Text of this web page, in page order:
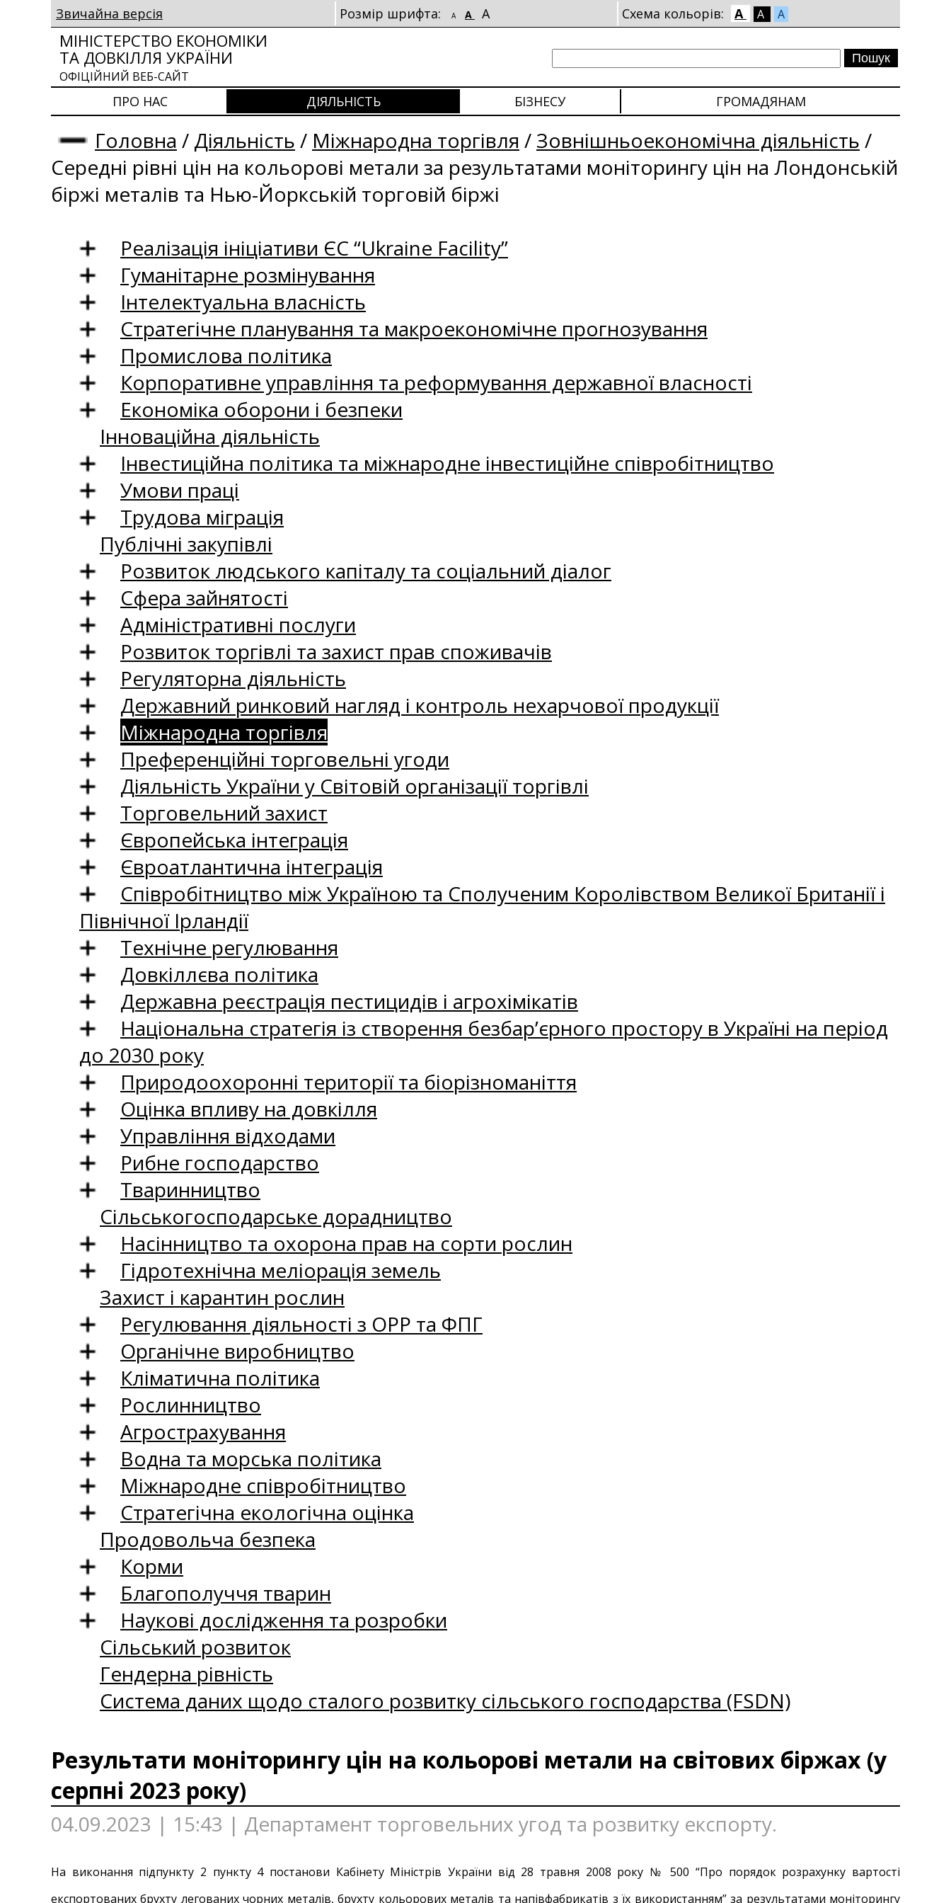
Звичайна версія Розмір шрифта: A A A Схема кольорів: A A A
МІНІСТЕРСТВО ЕКОНОМІКИ
ТА ДОВКІЛЛЯ УКРАЇНИ
ОФІЦІЙНИЙ ВЕБ-САЙТ
ПРО НАС ДІЯЛЬНІСТЬ БІЗНЕСУ ГРОМАДЯНАМ
Головна / Діяльність / Міжнародна торгівля / Зовнішньоекономічна діяльність /
Середні рівні цін на кольорові метали за результатами моніторингу цін на Лондонській
біржі металів та Нью-Йоркській торговій біржі
Реалізація ініціативи ЄС “Ukraine Facility”
Гуманітарне розмінування
Інтелектуальна власність
Стратегічне планування та макроекономічне прогнозування
Промислова політика
Корпоративне управління та реформування державної власності
Економіка оборони і безпеки
Інноваційна діяльність
Інвестиційна політика та міжнародне інвестиційне співробітництво
Умови праці
Трудова міграція
Публічні закупівлі
Розвиток людського капіталу та соціальний діалог
Сфера зайнятості
Адміністративні послуги
Розвиток торгівлі та захист прав споживачів
Регуляторна діяльність
Державний ринковий нагляд і контроль нехарчової продукції
Міжнародна торгівля
Преференційні торговельні угоди
Діяльність України у Світовій організації торгівлі
Торговельний захист
Європейська інтеграція
Євроатлантична інтеграція
Співробітництво між Україною та Сполученим Королівством Великої Британії і
Північної Ірландії
Технічне регулювання
Довкіллєва політика
Державна реєстрація пестицидів і агрохімікатів
Національна стратегія із створення безбар’єрного простору в Україні на період
до 2030 року
Природоохоронні території та біорізноманіття
Оцінка впливу на довкілля
Управління відходами
Рибне господарство
Тваринництво
Сільськогосподарське дорадництво
Насінництво та охорона прав на сорти рослин
Гідротехнічна меліорація земель
Захист і карантин рослин
Регулювання діяльності з ОРР та ФПГ
Органічне виробництво
Кліматична політика
Рослинництво
Агрострахування
Водна та морська політика
Міжнародне співробітництво
Стратегічна екологічна оцінка
Продовольча безпека
Корми
Благополуччя тварин
Наукові дослідження та розробки
Сільський розвиток
Гендерна рівність
Система даних щодо сталого розвитку сільського господарства (FSDN)
Результати моніторингу цін на кольорові метали на світових біржах (у
серпні 2023 року)
04.09.2023 | 15:43 | Департамент торговельних угод та розвитку експорту.
На виконання підпункту 2 пункту 4 постанови Кабінету Міністрів України від 28 травня 2008 року № 500 “Про порядок розрахунку вартості
експортованих брухту легованих чорних металів, брухту кольорових металів та напівфабрикатів з їх використанням” за результатами моніторингу